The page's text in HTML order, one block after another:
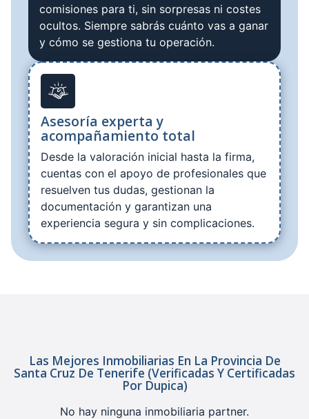
comisiones para ti, sin sorpresas ni costes
ocultos. Siempre sabrás cuánto vas a ganar
y cómo se gestiona tu operación.
Asesoría experta y
acompañamiento total
Desde la valoración inicial hasta la firma,
cuentas con el apoyo de profesionales que
resuelven tus dudas, gestionan la
documentación y garantizan una
experiencia segura y sin complicaciones.
Las Mejores Inmobiliarias En La Provincia De
Santa Cruz De Tenerife (verificadas Y Certificadas
Por Dupica)
No hay ninguna inmobiliaria partner.